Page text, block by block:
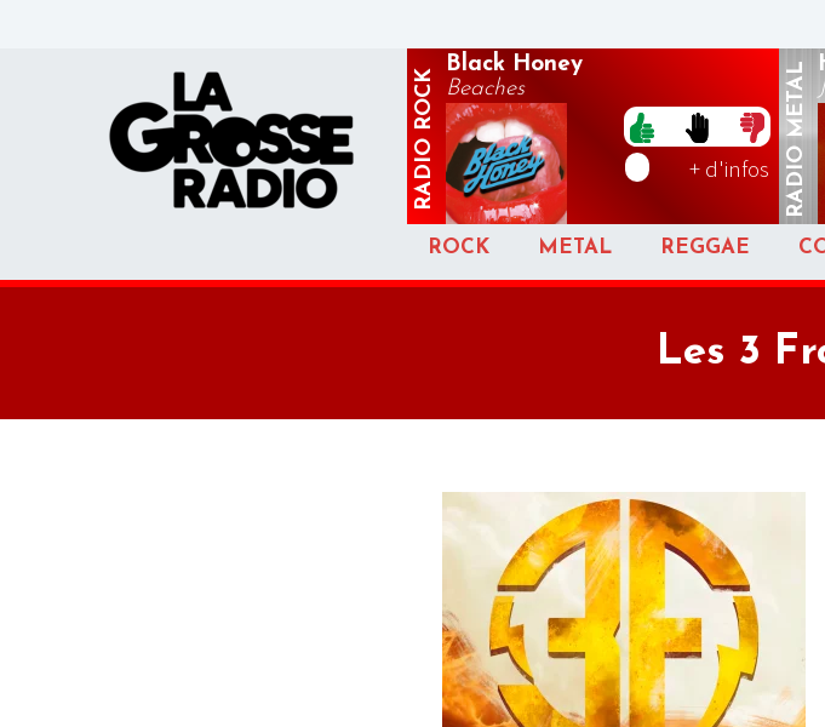
RADIO
ROCK
Black Honey
Beaches
+ d'infos RADIO
METAL
ROCK METAL REGGAE
Les 3